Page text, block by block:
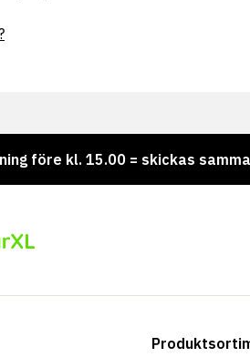
före kl. 15.00 = skickas samma